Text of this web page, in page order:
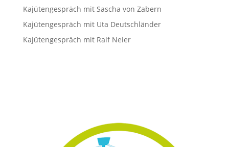
Kajütengespräch mit Sascha von Zabern
Kajütengespräch mit Uta Deutschländer
Kajütengespräch mit Ralf Neier